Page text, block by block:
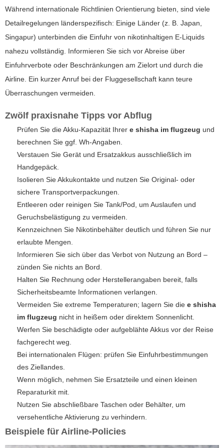
Während internationale Richtlinien Orientierung bieten, sind viele
Detailregelungen länderspezifisch: Einige Länder (z. B. Japan,
Singapur) unterbinden die Einfuhr von nikotinhaltigen E-Liquids
nahezu vollständig. Informieren Sie sich vor Abreise über
Einfuhrverbote oder Beschränkungen am Zielort und durch die
Airline. Ein kurzer Anruf bei der Fluggesellschaft kann teure
Überraschungen vermeiden.
Zwölf praxisnahe Tipps vor Abflug
Prüfen Sie die Akku-Kapazität Ihrer e shisha im flugzeug und
berechnen Sie ggf. Wh-Angaben.
Verstauen Sie Gerät und Ersatzakkus ausschließlich im
Handgepäck.
Isolieren Sie Akkukontakte und nutzen Sie Original- oder
sichere Transportverpackungen.
Entleeren oder reinigen Sie Tank/Pod, um Auslaufen und
Geruchsbelästigung zu vermeiden.
Kennzeichnen Sie Nikotinbehälter deutlich und führen Sie nur
erlaubte Mengen.
Informieren Sie sich über das Verbot von Nutzung an Bord –
zünden Sie nichts an Bord.
Halten Sie Rechnung oder Herstellerangaben bereit, falls
Sicherheitsbeamte Informationen verlangen.
Vermeiden Sie extreme Temperaturen; lagern Sie die e shisha
im flugzeug nicht in heißem oder direktem Sonnenlicht.
Werfen Sie beschädigte oder aufgeblähte Akkus vor der Reise
fachgerecht weg.
Bei internationalen Flügen: prüfen Sie Einfuhrbestimmungen
des Ziellandes.
Wenn möglich, nehmen Sie Ersatzteile und einen kleinen
Reparaturkit mit.
Nutzen Sie abschließbare Taschen oder Behälter, um
versehentliche Aktivierung zu verhindern.
Beispiele für Airline-Policies